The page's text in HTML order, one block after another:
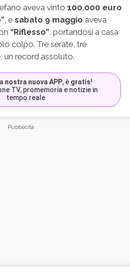
aveva vinto 100.000 euro
, e sabato 9 maggio aveva
“Riflesso”, portandosi a casa
colpo. Tre serate, tre
un record assoluto.
nostra nuova APP, è gratis!
TV, promemoria e notizie in
tempo reale